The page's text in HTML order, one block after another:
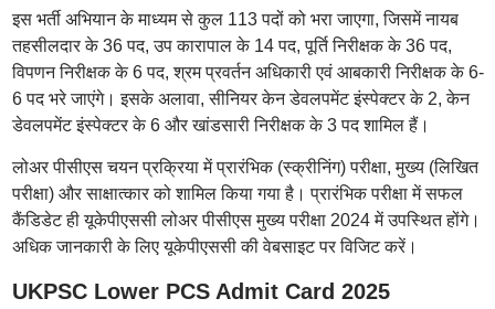
इस भर्ती अभियान के माध्यम से कुल 113 पदों को भरा जाएगा, जिसमें नायब
तहसीलदार के 36 पद, उप कारापाल के 14 पद, पूर्ति निरीक्षक के 36 पद,
विपणन निरीक्षक के 6 पद, श्रम प्रवर्तन अधिकारी एवं आबकारी निरीक्षक के 6-
6 पद भरे जाएंगे। इसके अलावा, सीनियर केन डेवलपमेंट इंस्पेक्टर के 2, केन
डेवलपमेंट इंस्पेक्टर के 6 और खांडसारी निरीक्षक के 3 पद शामिल हैं।
लोअर पीसीएस चयन प्रक्रिया में प्रारंभिक (स्क्रीनिंग) परीक्षा, मुख्य (लिखित
परीक्षा) और साक्षात्कार को शामिल किया गया है। प्रारंभिक परीक्षा में सफल
कैंडिडेट ही यूकेपीएससी लोअर पीसीएस मुख्य परीक्षा 2024 में उपस्थित होंगे।
अधिक जानकारी के लिए यूकेपीएससी की वेबसाइट पर विजिट करें।
UKPSC Lower PCS Admit Card 2025